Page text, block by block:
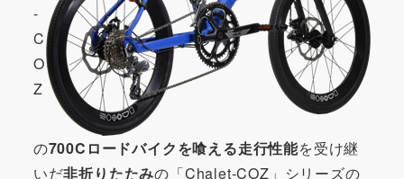
-
C
O
Z
の700Cロードバイクを喰える走行性能を受け継
いだ非折りたたみの「Chalet-COZ」シリーズの